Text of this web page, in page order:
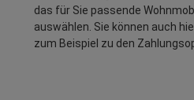
das für Sie passende
auswählen. Sie können auch
zum Beispiel zu den